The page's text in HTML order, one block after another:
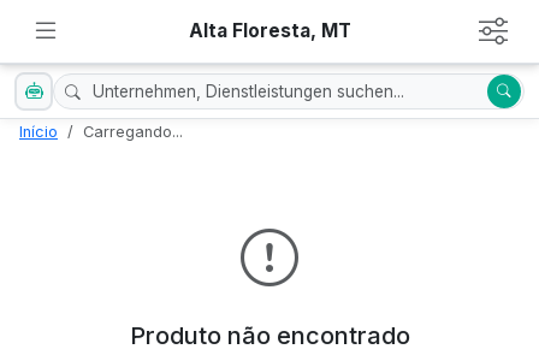
Alta Floresta, MT
Início Carregando...
Produto não encontrado